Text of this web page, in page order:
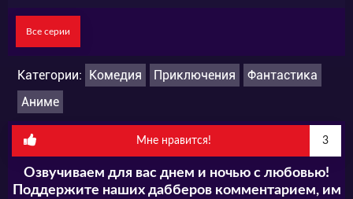
Все серии
Категории: Комедия Приключения
Фантастика
Аниме
Мне нравится! 3
Озвучиваем для вас днем и ночью с любовью!
Поддержите наших дабберов комментарием, им